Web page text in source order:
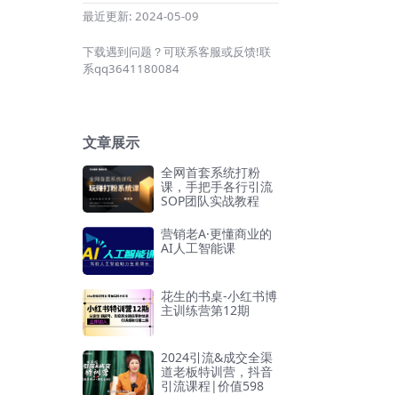
最近更新: 2024-05-09
下载遇到问题？可联系客服或反馈!联
系qq3641180084
文章展示
全网首套系统打粉
课，手把手各行引流
SOP团队实战教程
营销老A·更懂商业的
AI人工智能课
花生的书桌-小红书博
主训练营第12期
2024引流&成交全渠
道老板特训营，抖音
引流课程|价值598